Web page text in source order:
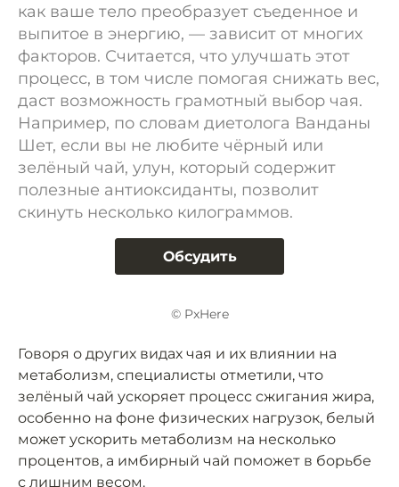
как ваше тело преобразует съеденное и
выпитое в энергию, — зависит от многих
факторов. Считается, что улучшать этот
процесс, в том числе помогая снижать вес,
даст возможность грамотный выбор чая.
Например, по словам диетолога Ванданы
Шет, если вы не любите чёрный или
зелёный чай, улун, который содержит
полезные антиоксиданты, позволит
скинуть несколько килограммов.
Обсудить
© PxHere
Говоря о других видах чая и их влиянии на
метаболизм, специалисты отметили, что
зелёный чай ускоряет процесс сжигания жира,
особенно на фоне физических нагрузок, белый
может ускорить метаболизм на несколько
процентов, а имбирный чай поможет в борьбе
с лишним весом.